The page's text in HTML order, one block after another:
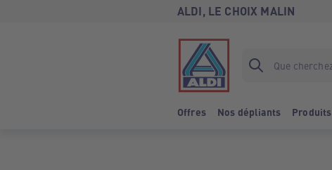
ALDI, LE CHOIX MALIN
Offres Nos dépliants Produits